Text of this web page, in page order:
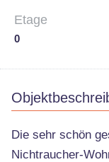
Etage
0
Die sehr schön
Nichtraucher-